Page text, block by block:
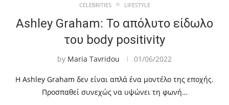
CELEBRITIES LIFESTYLE
Ashley Graham: Το απόλυτο είδωλο
του body positivity
by Maria Tavridou 01/06/2022
Η Ashley Graham δεν είναι απλά ένα μοντέλο της εποχής.
Προσπαθεί συνεχώς να υψώνει τη φωνή…